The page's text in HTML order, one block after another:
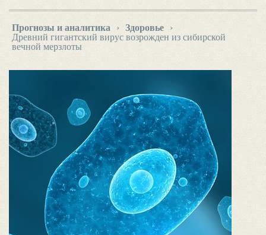
Прогнозы и аналитика › Здоровье
›
Древний гигантский вирус возрожден из сибирской
вечной мерзлоты